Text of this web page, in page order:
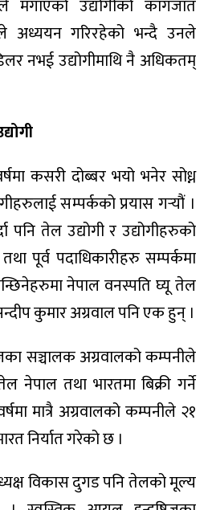
उद्योगीको कागजात
अध्ययन गरिरहेको भन्दै उनले
नभई उद्योगीमाथि नै अधिकतम्
कसरी दोब्बर भयो भनेर सोध्न
सम्पर्कको प्रयास गर्‍यौं ।
पनि तेल उद्योगी र उद्योगीहरुको
पूर्व पदाधिकारीहरु सम्पर्कमा
नेपाल वनस्पति घ्यू तेल
कुमार अग्रवाल पनि एक हुन् ।
सञ्चालक अग्रवालको कम्पनीले
नेपाल तथा भारतमा बिक्री गर्ने
मात्रै अग्रवालको कम्पनीले २१
निर्यात गरेको छ ।
विकास दुगड पनि तेलको मूल्य